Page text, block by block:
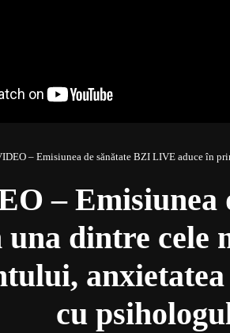
– Emisiunea de sănătate BZI LIVE aduce în prim-plan una
– Emisiunea
dintre cele
cu